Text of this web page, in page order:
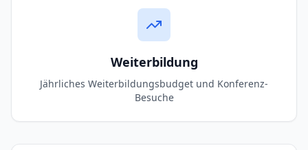
Weiterbildung
Jährliches Weiterbildungsbudget und Konferenz-
Besuche